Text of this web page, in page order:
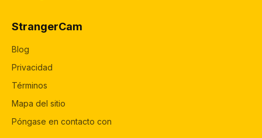
StrangerCam
Blog
Privacidad
Términos
Mapa del sitio
Póngase en contacto con